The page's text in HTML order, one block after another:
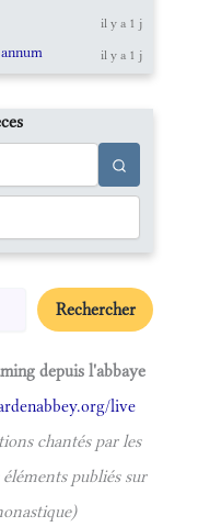
il y a 1 j
il y a 1 j
Rechercher
depuis l'abbaye
live
chantés par les
publiés sur